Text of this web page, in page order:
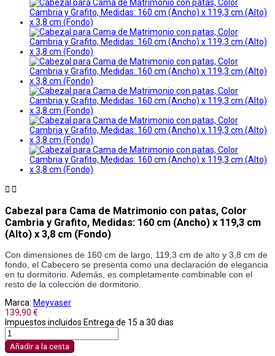
 
Cabezal para Cama de Matrimonio con patas, Color
Cambria y Grafito, Medidas: 160 cm (Ancho) x 119,3 cm
(Alto) x 3,8 cm (Fondo)
Con dimensiones de 160 cm de largo, 119,3 cm de alto y 3,8 cm de
fondo, el Cabecero se presenta como una declaración de elegancia
en tu dormitorio. Además, es completamente combinable con el
resto de la colección de dormitorio.
Marca: Meyvaser
139,90 €
Impuestos incluidos Entrega de 15 a 30 dias
Añadir a la cesta